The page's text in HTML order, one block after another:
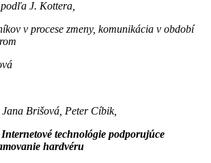
J. Kottera,
v procese zmeny, komunikácia v období
Brišová, Peter Cíbik,
technológie podporujúce
hardvéru